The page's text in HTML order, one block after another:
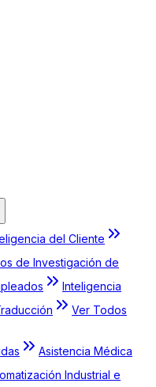
del Cliente
de Investigación de
Inteligencia
Ver Todos
Asistencia Médica
Industrial e